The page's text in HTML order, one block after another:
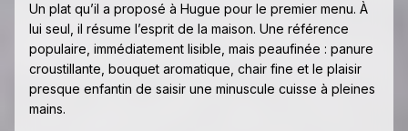
Un plat qu’il a proposé à Hugue pour le premier menu. À
lui seul, il résume l’esprit de la maison. Une référence
populaire, immédiatement lisible, mais peaufinée : panure
croustillante, bouquet aromatique, chair fine et le plaisir
presque enfantin de saisir une minuscule cuisse à pleines
mains.